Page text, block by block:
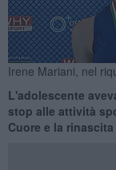
Irene Mariani, nel
L'adolescente
stop alle attività
Cuore e la rinascita